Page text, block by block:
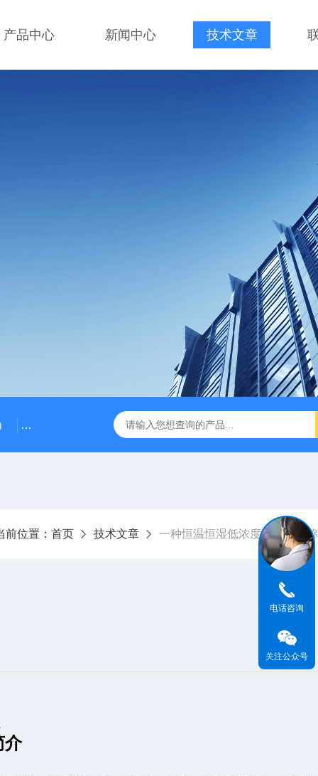
产品中心 新闻中心 技术文章
RG-AWS12低浓度采样头称重系统 RGK-300容广便
前位置： 首页 技术文章 一种恒温恒湿低浓度头全自动
介
电话咨询
关注公众号